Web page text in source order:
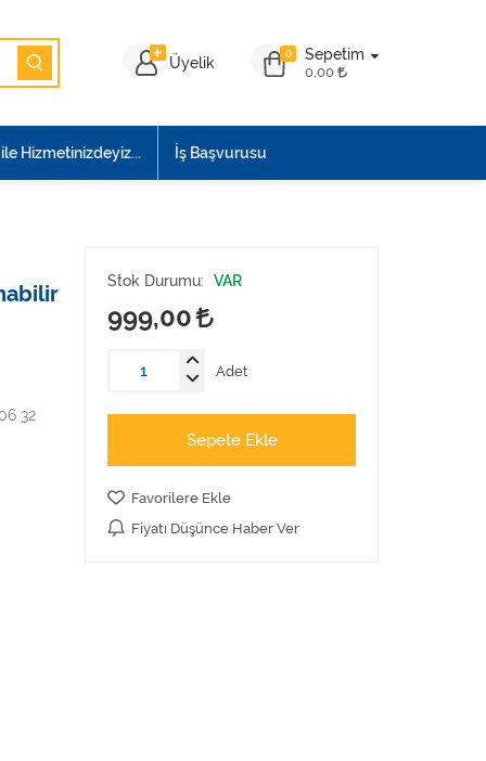
0 Sepetim
0,00
Üyelik
Hizmetinizdeyiz... İş Başvurusu
32
Stok Durumu: VAR
999,00
Adet
Sepete Ekle
Favorilere Ekle
Fiyatı Düşünce Haber Ver